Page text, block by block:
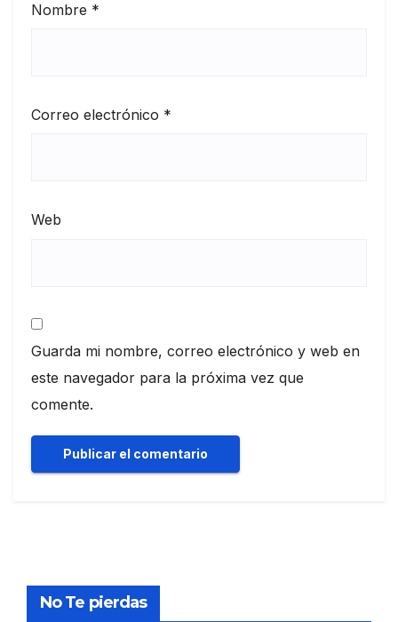
Nombre *
Correo electrónico *
Web
Guarda mi nombre, correo electrónico y web en
este navegador para la próxima vez que
comente.
No Te pierdas